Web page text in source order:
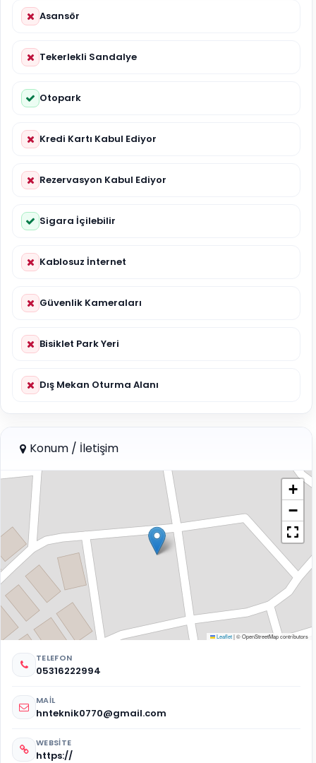
Asansör
Tekerlekli Sandalye
Otopark
Kredi Kartı Kabul Ediyor
Rezervasyon Kabul Ediyor
Sigara İçilebilir
Kablosuz İnternet
Güvenlik Kameraları
Bisiklet Park Yeri
Dış Mekan Oturma Alanı
Konum / İletişim
+
−
Leaflet|© OpenStreetMap contributors
TELEFON
05316222994
MAIL
hnteknik0770@gmail.com
WEBSITE
https://